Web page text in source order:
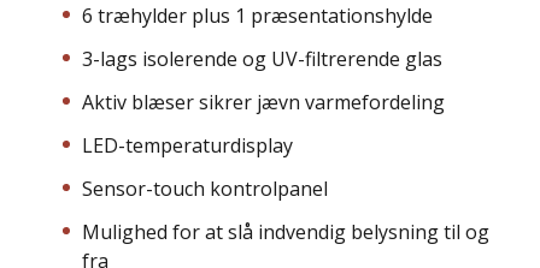
6 træhylder plus 1 præsentationshylde
3-lags isolerende og UV-filtrerende glas
Aktiv blæser sikrer jævn varmefordeling
LED-temperaturdisplay
Sensor-touch kontrolpanel
Mulighed for at slå indvendig belysning til og
fra